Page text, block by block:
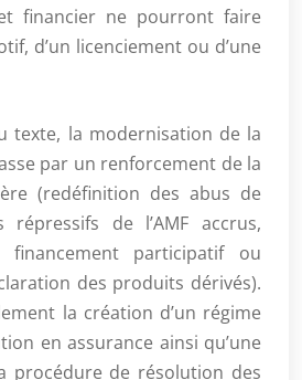
financier ne pourront faire
d’un licenciement ou d’une
texte, la modernisation de la
par un renforcement de la
(redéfinition des abus de
répressifs de l’AMF accrus,
financement participatif ou
des produits dérivés).
la création d’un régime
en assurance ainsi qu’une
procédure de résolution des